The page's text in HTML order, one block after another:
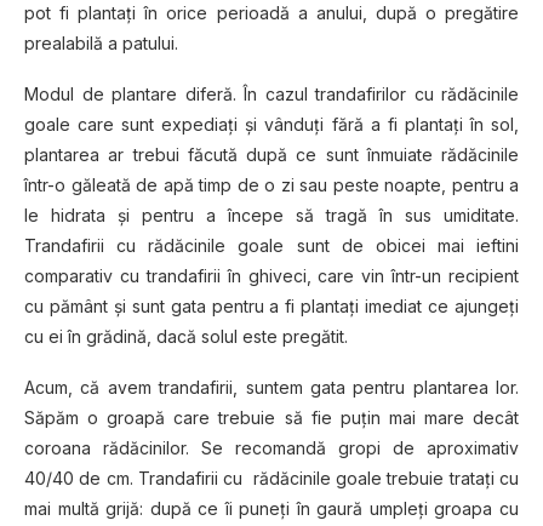
pot fi plantaţi în orice perioadă a anului, după o pregătire
prealabilă a patului.
Modul de plantare diferă. În cazul trandafirilor cu rădăcinile
goale care sunt expediaţi și vânduţi fără a fi plantaţi în sol,
plantarea ar trebui făcută după ce sunt înmuiate rădăcinile
într-o găleată de apă timp de o zi sau peste noapte, pentru a
le hidrata și pentru a începe să tragă în sus umiditate.
Trandafirii cu rădăcinile goale sunt de obicei mai ieftini
comparativ cu trandafirii în ghiveci, care vin într-un recipient
cu pământ și sunt gata pentru a fi plantaţi imediat ce ajungeţi
cu ei în grădină, dacă solul este pregătit.
Acum, că avem trandafirii, suntem gata pentru plantarea lor.
Săpăm o groapă care trebuie să fie puţin mai mare decât
coroana rădăcinilor. Se recomandă gropi de aproximativ
40/40 de cm. Trandafirii cu rădăcinile goale trebuie trataţi cu
mai multă grijă: după ce îi puneţi în gaură umpleţi groapa cu